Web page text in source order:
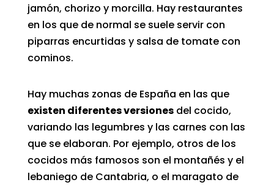
jamón, chorizo y morcilla. Hay restaurantes
en los que de normal se suele servir con
piparras encurtidas y salsa de tomate con
cominos.
Hay muchas zonas de España en las que
existen diferentes versionesdel cocido,
variando las legumbres y las carnes con las
que se elaboran. Por ejemplo, otros de los
cocidos más famosos son el montañés y el
lebaniego de Cantabria, o el maragato de